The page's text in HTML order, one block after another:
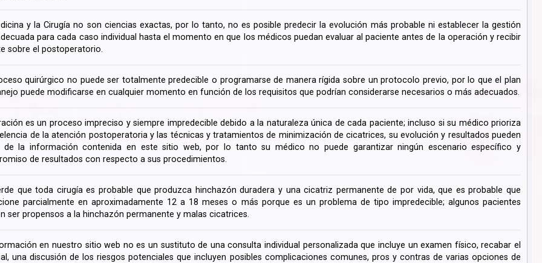
y la Cirugía no son ciencias exactas, por lo tanto, no es posible predecir la evolución más probable ni establecer la gestión
para cada caso individual hasta el momento en que los médicos puedan evaluar al paciente antes de la operación y recibir
sobre el postoperatorio.
quirúrgico no puede ser totalmente predecible o programarse de manera rígida sobre un protocolo previo, por lo que el plan
puede modificarse en cualquier momento en función de los requisitos que podrían considerarse necesarios o más adecuados.
es un proceso impreciso y siempre impredecible debido a la naturaleza única de cada paciente; incluso si su médico prioriza
de la atención postoperatoria y las técnicas y tratamientos de minimización de cicatrices, su evolución y resultados pueden
de la información contenida en este sitio web, por lo tanto su médico no puede garantizar ningún escenario específico y
de resultados con respecto a sus procedimientos.
que toda cirugía es probable que produzca hinchazón duradera y una cicatriz permanente de por vida, que es probable que
parcialmente en aproximadamente 12 a 18 meses o más porque es un problema de tipo impredecible; algunos pacientes
ser propensos a la hinchazón permanente y malas cicatrices.
en nuestro sitio web no es un sustituto de una consulta individual personalizada que incluye un examen físico, recabar el
una discusión de los riesgos potenciales que incluyen posibles complicaciones comunes, pros y contras de varias opciones de